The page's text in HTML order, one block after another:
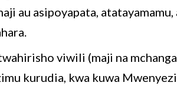
au asipoyapata,
viwili (maji na
kurudia, kwa kuwa